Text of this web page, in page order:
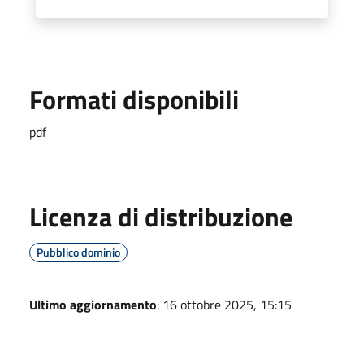
Formati disponibili
pdf
Licenza di distribuzione
Pubblico dominio
Ultimo aggiornamento: 16 ottobre 2025, 15:15